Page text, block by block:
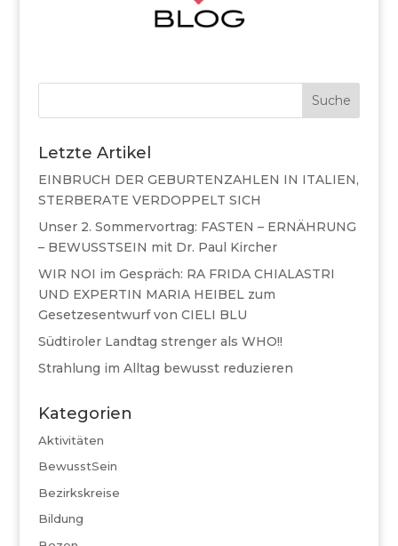
Suche
Letzte Artikel
EINBRUCH DER GEBURTENZAHLEN IN ITALIEN,
STERBERATE VERDOPPELT SICH
Unser 2. Sommervortrag: FASTEN – ERNÄHRUNG
– BEWUSSTSEIN mit Dr. Paul Kircher
WIR NOI im Gespräch: RA FRIDA CHIALASTRI
UND EXPERTIN MARIA HEIBEL zum
Gesetzesentwurf von CIELI BLU
Südtiroler Landtag strenger als WHO!!
Strahlung im Alltag bewusst reduzieren
Kategorien
Aktivitäten
BewusstSein
Bezirkskreise
Bildung